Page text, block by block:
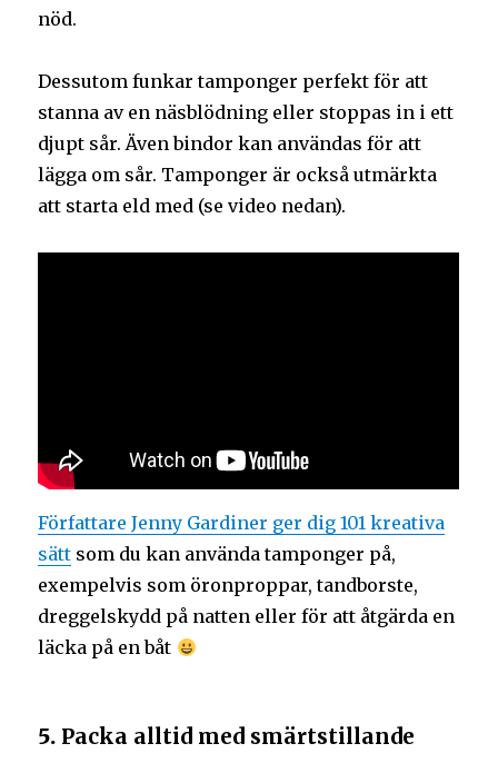
nöd.
Dessutom funkar tamponger perfekt för att
stanna av en näsblödning eller stoppas in i ett
djupt sår. Även bindor kan användas för att
lägga om sår. Tamponger är också utmärkta
att starta eld med (se video nedan).
Författare Jenny Gardiner ger dig 101 kreativa
sätt som du kan använda tamponger på,
exempelvis som öronproppar, tandborste,
dreggelskydd på natten eller för att åtgärda en
läcka på en båt
5. Packa alltid med smärtstillande